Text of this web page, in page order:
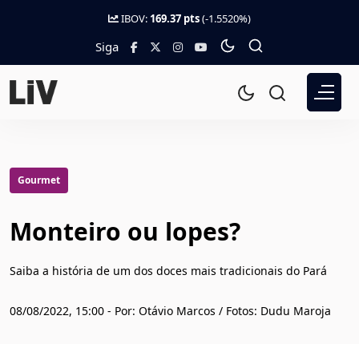
IBOV: 169.37 pts(-1.5520%)
Siga
Gourmet
Monteiro ou lopes?
Saiba a história de um dos doces mais tradicionais do Pará
08/08/2022, 15:00 - Por: Otávio Marcos / Fotos: Dudu Maroja